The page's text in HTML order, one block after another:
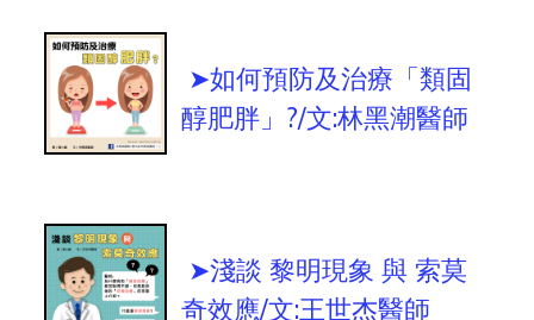
➤如何預防及治療「類固
醇肥胖」?/文:林黑潮醫師
➤淺談 黎明現象 與 索莫
奇效應/文:王世杰醫師